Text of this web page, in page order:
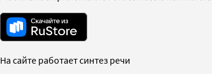
На сайте работает синтез речи